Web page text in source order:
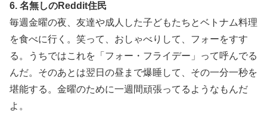
6. 名無しのReddit住民
毎週金曜の夜、友達や成人した子どもたちとベトナム料理
を食べに行く。笑って、おしゃべりして、フォーをすす
る。うちではこれを「フォー・フライデー」って呼んでる
んだ。そのあとは翌日の昼まで爆睡して、その一分一秒を
堪能する。金曜のために一週間頑張ってるようなもんだ
よ。